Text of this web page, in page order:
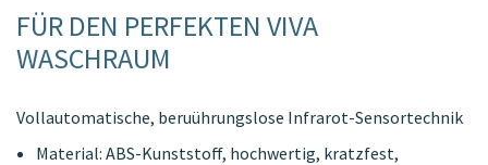
FÜR DEN PERFEKTEN VIVA
WASCHRAUM
Vollautomatische, beruührungslose Infrarot-Sensortechnik
Material: ABS-Kunststoff, hochwertig, kratzfest,